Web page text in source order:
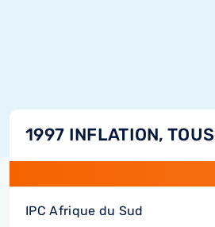
1997 INFLATION,
IPC Afrique du Sud